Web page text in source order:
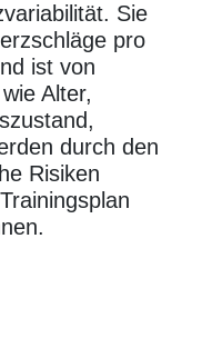
Sie
pro
ist von
Alter,
durch den
Risiken
Trainingsplan